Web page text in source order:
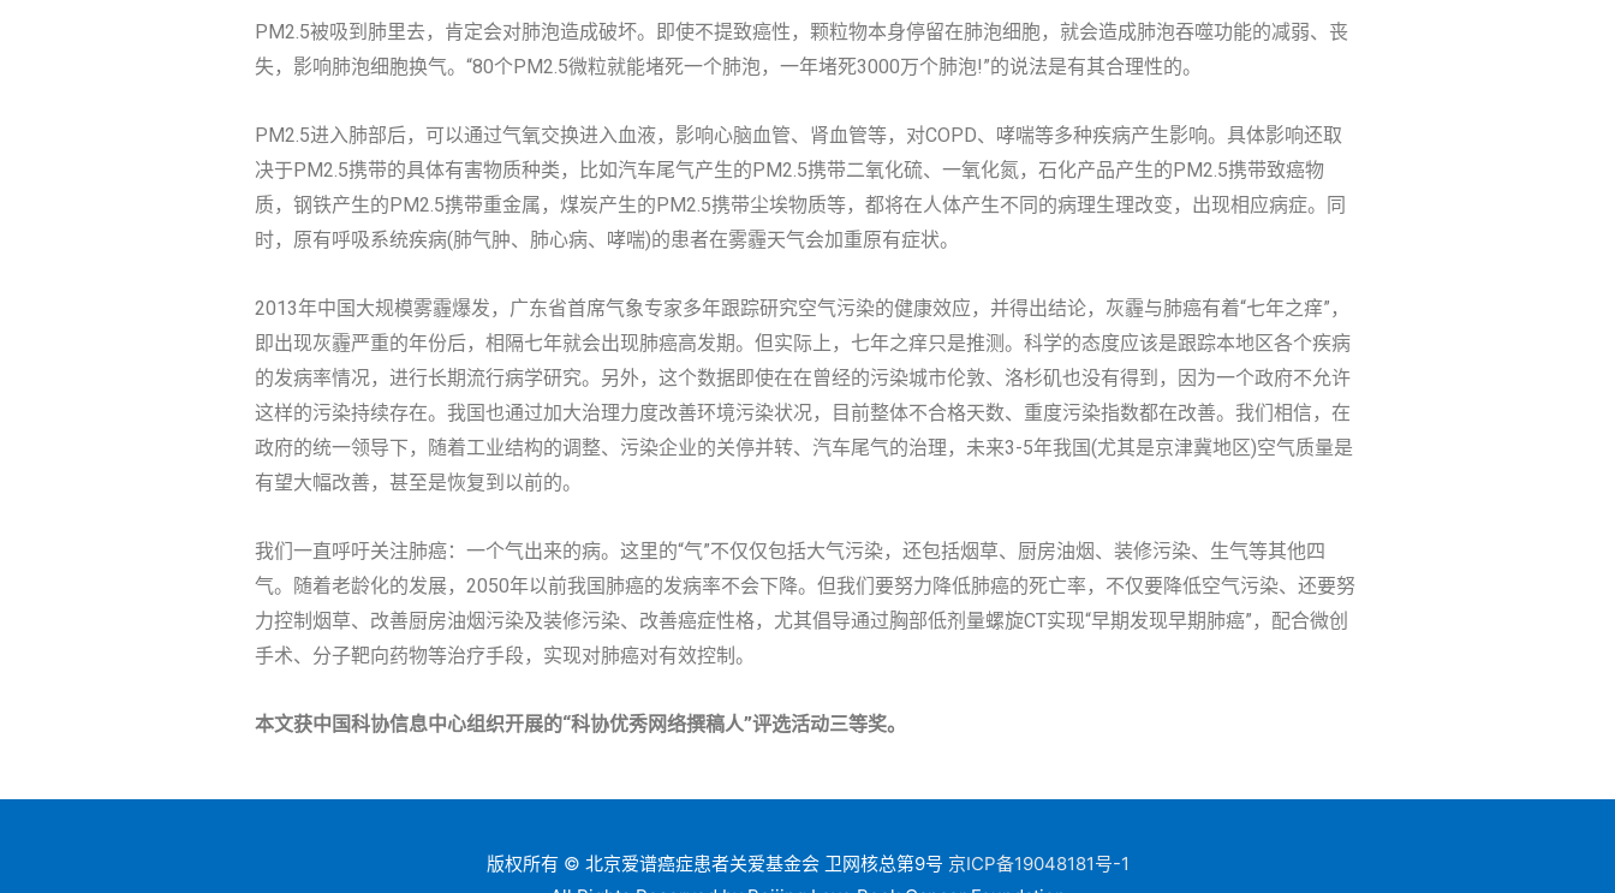
PM2.5被吸到肺里去，肯定会对肺泡造成破坏。即使不提致癌性，颗粒物本身停留在肺泡细胞，就会造成肺泡吞噬功能的减弱、丧
失，影响肺泡细胞换气。“80个PM2.5微粒就能堵死一个肺泡，一年堵死3000万个肺泡!”的说法是有其合理性的。
PM2.5进入肺部后，可以通过气氧交换进入血液，影响心脑血管、肾血管等，对COPD、哮喘等多种疾病产生影响。具体影响还取
决于PM2.5携带的具体有害物质种类，比如汽车尾气产生的PM2.5携带二氧化硫、一氧化氮，石化产品产生的PM2.5携带致癌物
质，钢铁产生的PM2.5携带重金属，煤炭产生的PM2.5携带尘埃物质等，都将在人体产生不同的病理生理改变，出现相应病症。同
时，原有呼吸系统疾病(肺气肿、肺心病、哮喘)的患者在雾霾天气会加重原有症状。
2013年中国大规模雾霾爆发，广东省首席气象专家多年跟踪研究空气污染的健康效应，并得出结论，灰霾与肺癌有着“七年之痒”，
即出现灰霾严重的年份后，相隔七年就会出现肺癌高发期。但实际上，七年之痒只是推测。科学的态度应该是跟踪本地区各个疾病
的发病率情况，进行长期流行病学研究。另外，这个数据即使在在曾经的污染城市伦敦、洛杉矶也没有得到，因为一个政府不允许
这样的污染持续存在。我国也通过加大治理力度改善环境污染状况，目前整体不合格天数、重度污染指数都在改善。我们相信，在
政府的统一领导下，随着工业结构的调整、污染企业的关停并转、汽车尾气的治理，未来3-5年我国(尤其是京津冀地区)空气质量是
有望大幅改善，甚至是恢复到以前的。
我们一直呼吁关注肺癌：一个气出来的病。这里的“气”不仅仅包括大气污染，还包括烟草、厨房油烟、装修污染、生气等其他四
气。随着老龄化的发展，2050年以前我国肺癌的发病率不会下降。但我们要努力降低肺癌的死亡率，不仅要降低空气污染、还要努
力控制烟草、改善厨房油烟污染及装修污染、改善癌症性格，尤其倡导通过胸部低剂量螺旋CT实现“早期发现早期肺癌”，配合微创
手术、分子靶向药物等治疗手段，实现对肺癌对有效控制。
本文获中国科协信息中心组织开展的“科协优秀网络撰稿人”评选活动三等奖。
版权所有 © 北京爱谱癌症患者关爱基金会 卫网核总第9号 京ICP备19048181号-1